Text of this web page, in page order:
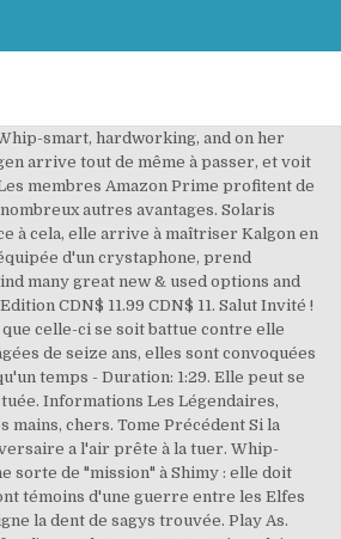
sur l’action mais l’émotion est bel et bien présente, elle ne tombe jamais dans la mièvrerie.D’un point de vue visuel, on pourra souligner une nette amélioration par rapport aux précédents tomes, l’auteur jouant sur des plans de cadrages et des angles de vue bien composés, qui donnent plus de profondeur et de dynamisme à ses dessins. Livraison accélérée gratuite sur des millions d’articles, et bien plus. Après avoir consulté un produit, regardez ici pour revenir simplement sur les pages qui vous intéressent. Commenté au Royaume-Uni le 24 février 2016, Sheets are tearing apart... Not good quality for hardcover. Avec près de 7 millions d’albums vendus, les Légendaires est la bande dessinée jeunesse numéro 1 du marché. Lorsque Shimy demande concrètement si Solaris veut sa mort, celle-ci réplique qu'elle veut que celle-ci admette le meurtre des Elfes noir qu'elle a commis. Veuillez réessayer. A Beautiful Bastard. En l’espace de quatre volumes, Patrick Sobral a démontré au reste du monde qu’il ira loin, très loin. En stock : Expédié en 48 heures. Né le 18 novembre 1972 à Limoges, Patrick Sobral exerce le métier de décorateur sur porcelaine pendant 12 ans avant de se consacrer exclusivement au métier de scénariste. Leur fille s'étant éveillé à des pouvoirs élémentaires, Shamira souhaite l'envoyer en formation à l'Arborès Élémenta, d'autant plus qu'elle a tué des Elfes, et même s'il s'agit d'un cas de légitime défense et qu'il s'agissait de criminels, elle risque d'être condamnée. Les Légendaires tome 18: disponible dans votre librairie Les Légendaires tome 4 origines sortie:disponible dans votre librairie Il exerce le métier de décorateur sur porcelaine pendant douze ans, avant de se consacrer exclusivement au métier de scénariste. Un problème s'est produit lors du chargement de ce menu pour le moment. Patrick Sobral arrive à apporter des précisions claires concernant le passé d’Elysio, l’ensemble n’est pas tiré par les cheveux et le tout reste finalement clair pour que le jeune public soit happé par les aveux d’Elysio. Elle lui montre des images de Shimy, qui serait une candidate de choix pour que le dieu puisse s'y réincarner. Chevalier du royaume de Larbos, il est toujours accompagné de son é